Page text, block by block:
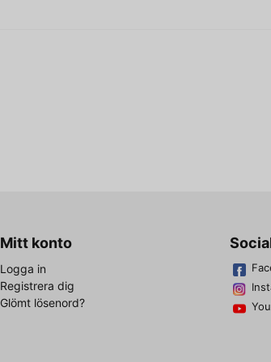
Mitt konto
Logga in
Registrera dig
Glömt lösenord?